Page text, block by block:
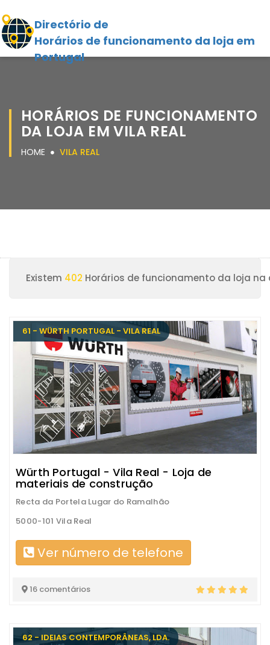
Directório de
Horários de funcionamento da loja em
Portugal
HORÁRIOS DE FUNCIONAMENTO
DA LOJA EM VILA REAL
HOME VILA REAL
Existem 402 Horários de funcionamento da loja na
61 - WÜRTH PORTUGAL - VILA REAL
Würth Portugal - Vila Real - Loja de
materiais de construção
Recta da Portela Lugar do Ramalhão
5000-101 Vila Real
Ver número de telefone
16 comentários
62 - IDEIAS CONTEMPORÂNEAS, LDA.